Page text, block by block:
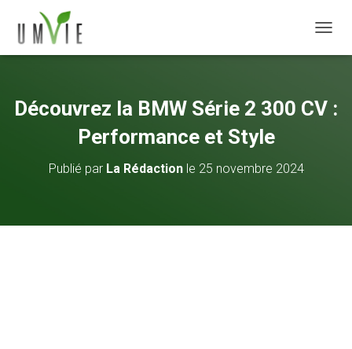
Découvrez la BMW Série 2 300 CV :
Performance et Style
Publié par La Rédactionle 25 novembre 2024